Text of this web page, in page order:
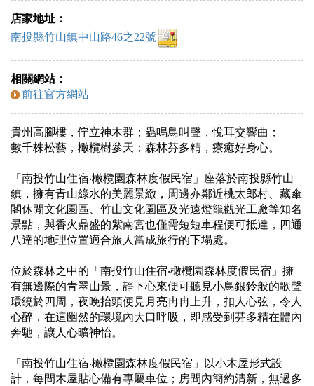
店家地址：
南投縣竹山鎮中山路46之22號
相關網站：
前往官方網站
貴州高腳樓，佇立神木群；蟲鳴鳥叫聲，悅耳交響曲；
數千株松藝，橄欖樹參天；森林芬多精，療癒好身心。
「南投竹山住宿‧橄欖園森林度假民宿」座落於南投縣竹山
鎮，擁有青山綠水的美麗景緻，周邊亦鄰近桃太郎村、藏傘
閣休閒文化園區、竹山文化園區及光遠燈籠觀光工廠等知名
景點，與香火鼎盛的紫南宮也僅需短短車程便可抵達，四通
八達的地理位置適合旅人當成旅行的下塌處。
位於森林之中的「南投竹山住宿‧橄欖園森林度假民宿」擁
有無邊際的青翠山景，靜下心來便可聽見小鳥銀鈴般的歌聲
環繞於四周，夜晚抬頭便見月亮冉冉上升，扣人心弦，令人
心醉，在這幽然的環境內大口呼吸，即感受到芬多精在體內
奔馳，讓人心曠神怡。
「南投竹山住宿‧橄欖園森林度假民宿」以小木屋形式設
計，每間木屋貼心備有專屬車位；房間內簡約清新，無過多